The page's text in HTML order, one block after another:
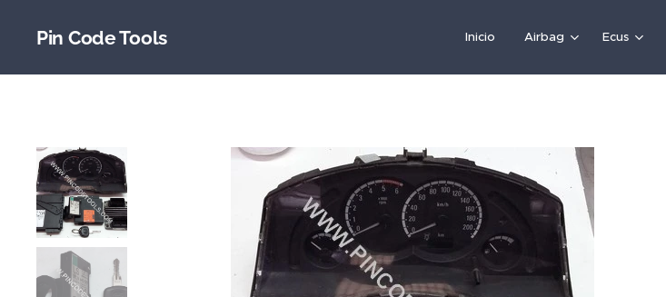
Pin Code Tools Inicio Airbag Ecus